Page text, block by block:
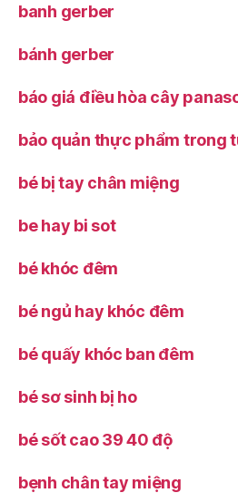
banh gerber
bánh gerber
báo giá điều hòa cây
bảo quản thực phẩm trong
bé bị tay chân miệng
be hay bi sot
bé khóc đêm
bé ngủ hay khóc đêm
bé quấy khóc ban đêm
bé sơ sinh bị ho
bé sốt cao 39 40 độ
bẹnh chân tay miệng